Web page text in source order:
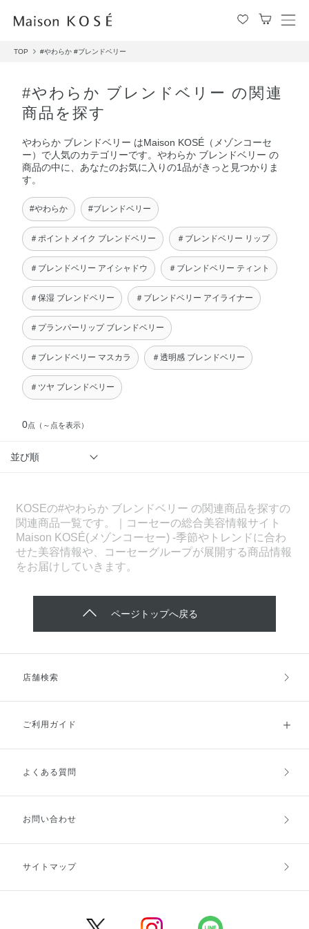
メ
TOP #やわらか #ブレンドベリー
#やわらか ブレンドベリー の関連
商品を探す
やわらか ブレンドベリー はMaison KOSÉ（メゾンコーセ
ー）で人気のカテゴリーです。やわらか ブレンドベリー の
商品の中に、あなたのお気に入りの1品がきっと見つかりま
す。
#やわらか #ブレンドベリー
＃ポイントメイク ブレンドベリー ＃ブレンドベリー リップ
＃ブレンドベリー アイシャドウ ＃ブレンドベリー ティント
＃保湿 ブレンドベリー ＃ブレンドベリー アイライナー
＃プランパーリップ ブレンドベリー
＃ブレンドベリー マスカラ ＃透明感 ブレンドベリー
＃ツヤ ブレンドベリー
0点 （～点を表示）
並び順
KOSEの#やわらか ブレンドベリー の関連商品を探すの
関連商品一覧です。｜コーセーの総合美容情報サイト
Maison KOSÉ(メゾンコーセー) -季節やトレンドに合わ
せた美容情報や、コーセーグループが展開する商品情報
をお届けしていきます。
ページトップへ戻る
店舗検索
ご利用ガイド
ご利用ガイドトップ
お支払方法
キャンセル・返品・交換
よくある質問
お問い合わせ
サイトマップ